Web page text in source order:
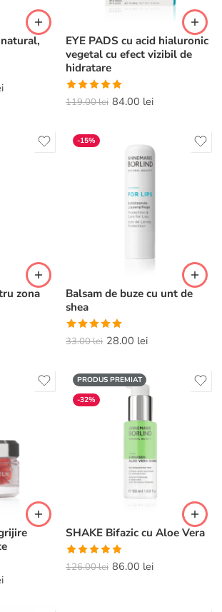
EYE PADS cu acid hialuronic
vegetal cu efect vizibil de
hidratare
Evaluat la
119.00lei 84.00 lei
zona
-15%
Balsam de buze cu unt de
shea
Evaluat la
33.00lei 28.00 lei
PRODUS PREMIAT
-32%
SHAKE Bifazic cu Aloe Vera
Evaluat la
126.00lei 86.00 lei